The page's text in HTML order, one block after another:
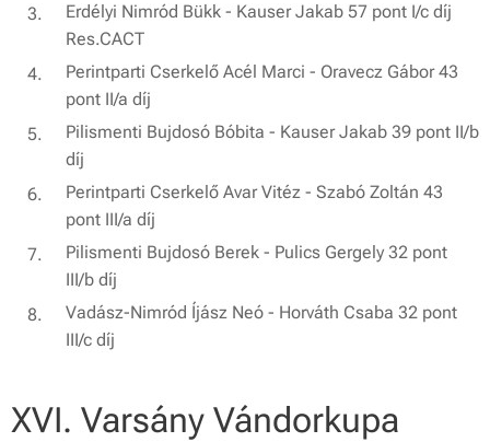
Erdélyi Nimród Bükk - Kauser Jakab 57 pont I/c díj
Res.CACT
Perintparti Cserkelő Acél Marci - Oravecz Gábor 43
pont II/a díj
Pilismenti Bujdosó Bóbita - Kauser Jakab 39 pont II/b
díj
Perintparti Cserkelő Avar Vitéz - Szabó Zoltán 43
pont III/a díj
Pilismenti Bujdosó Berek - Pulics Gergely 32 pont
III/b díj
Vadász-Nimród Íjász Neó - Horváth Csaba 32 pont
III/c díj
XVI. Varsány Vándorkupa